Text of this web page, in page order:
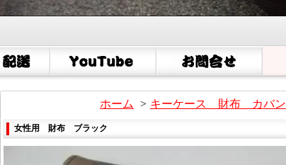
ホーム > キーケース 財布 カバン
女性用 財布 ブラック